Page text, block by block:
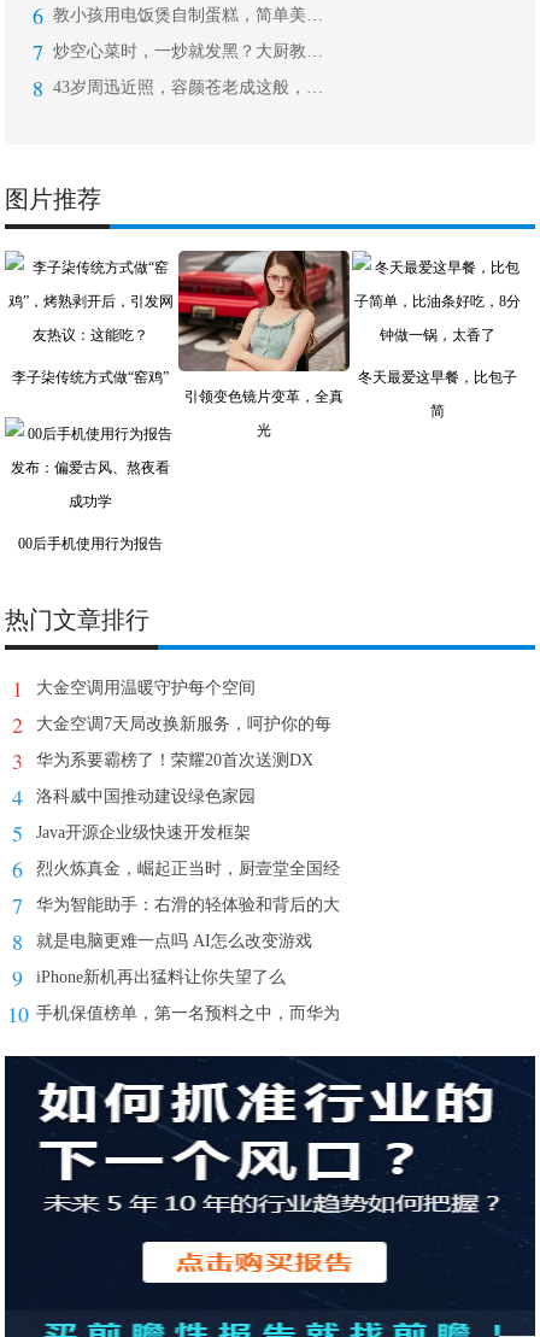
6 教小孩用电饭煲自制蛋糕，简单美味，学
7 炒空心菜时，一炒就发黑？大厨教您几招
8 43岁周迅近照，容颜苍老成这般，五官
图片推荐
李子柒传统方式做“窑鸡”
引领变色镜片变革，全真
光
冬天最爱这早餐，比包子
简
00后手机使用行为报告
热门文章排行
1 大金空调用温暖守护每个空间
2 大金空调7天局改换新服务，呵护你的每
3 华为系要霸榜了！荣耀20首次送测DX
4 洛科威中国推动建设绿色家园
5 Java开源企业级快速开发框架
6 烈火炼真金，崛起正当时，厨壹堂全国经
7 华为智能助手：右滑的轻体验和背后的大
8 就是电脑更难一点吗 AI怎么改变游戏
9 iPhone新机再出猛料让你失望了么
10 手机保值榜单，第一名预料之中，而华为